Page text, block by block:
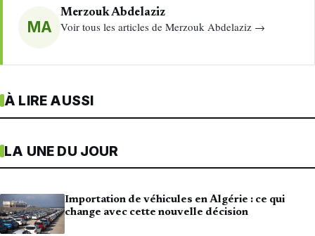
MA
Merzouk Abdelaziz
Voir tous les articles de Merzouk Abdelaziz →
À LIRE AUSSI
LA UNE DU JOUR
Importation de véhicules en Algérie : ce qui
change avec cette nouvelle décision